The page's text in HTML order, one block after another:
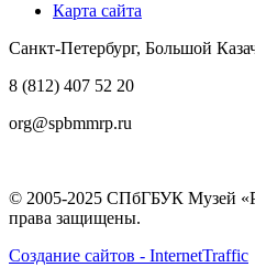
Карта сайта
Санкт-Петербург, Большой
8 (812) 407 52 20
org@spbmmrp.ru
© 2005-2025 СПбГБУК Музей
права защищены.
Создание сайтов - InternetTraffic